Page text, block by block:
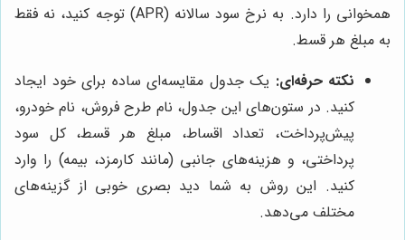
همخوانی را دارد. به نرخ سود سالانه (APR) توجه کنید، نه فقط
به مبلغ هر قسط.
نکته حرفه‌ای: یک جدول مقایسه‌ای ساده برای خود ایجاد
کنید. در ستون‌های این جدول، نام طرح فروش، نام خودرو،
پیش‌پرداخت، تعداد اقساط، مبلغ هر قسط، کل سود
پرداختی، و هزینه‌های جانبی (مانند کارمزد، بیمه) را وارد
کنید. این روش به شما دید بصری خوبی از گزینه‌های
مختلف می‌دهد.